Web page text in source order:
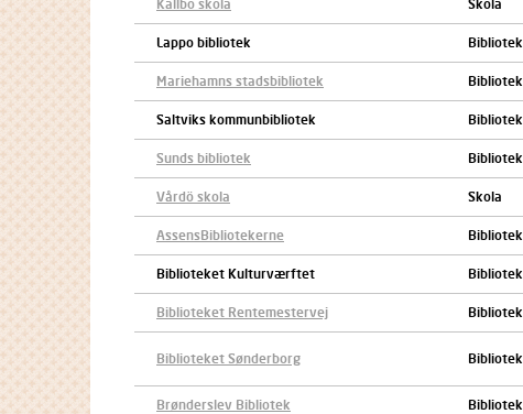
Källbo skola
Skola
Lappo bibliotek Bibliotek
Mariehamns stadsbibliotek Bibliotek
Saltviks kommunbibliotek Bibliotek
Sunds bibliotek Bibliotek
Vårdö skola Skola
AssensBibliotekerne Bibliotek
Biblioteket Kulturværftet Bibliotek
Biblioteket Rentemestervej Bibliotek
Biblioteket Sønderborg Bibliotek
Brønderslev Bibliotek
Bibliotek